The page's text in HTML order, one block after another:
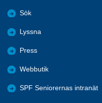
Sök
Lyssna
Press
Webbutik
SPF Seniorernas intranät